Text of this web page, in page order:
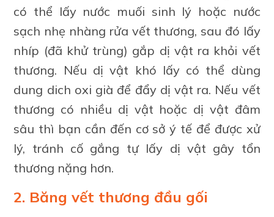
có thể lấy nước muối sinh lý hoặc nước
sạch nhẹ nhàng rửa vết thương, sau đó lấy
nhíp (đã khử trùng) gắp dị vật ra khỏi vết
thương. Nếu dị vật khó lấy có thể dùng
dung dich oxi già để đẩy dị vật ra. Nếu vết
thương có nhiều dị vật hoặc dị vật đâm
sâu thì bạn cần đến cơ sở ý tế để được xử
lý, tránh cố gắng tự lấy dị vật gây tổn
thương nặng hơn.
2. Băng vết thương đầu gối